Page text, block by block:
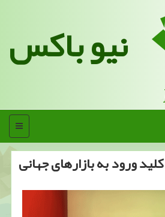
نیو باکس
منو
ورود به بازارهای جهانی